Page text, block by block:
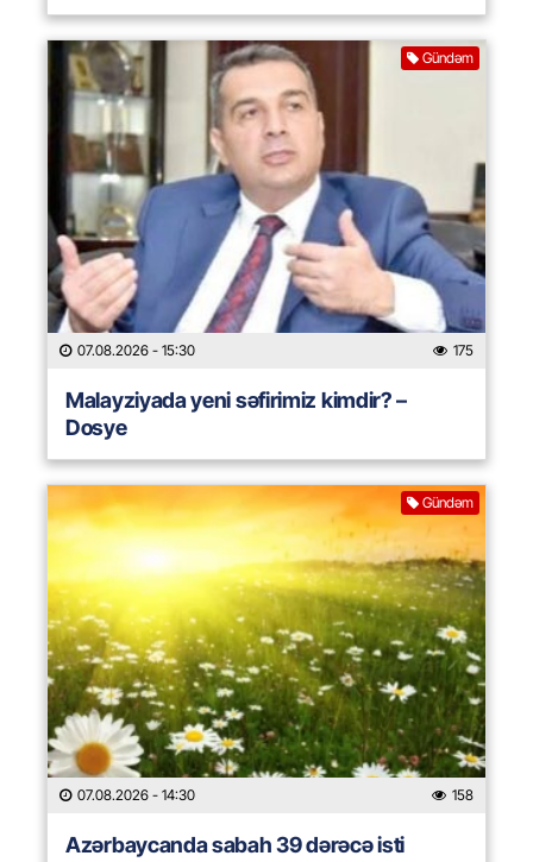
Gündəm
07.08.2026 - 15:30 175
Malayziyada yeni səfirimiz kimdir? –
Dosye
Gündəm
07.08.2026 - 14:30 158
Azərbaycanda sabah 39 dərəcə isti